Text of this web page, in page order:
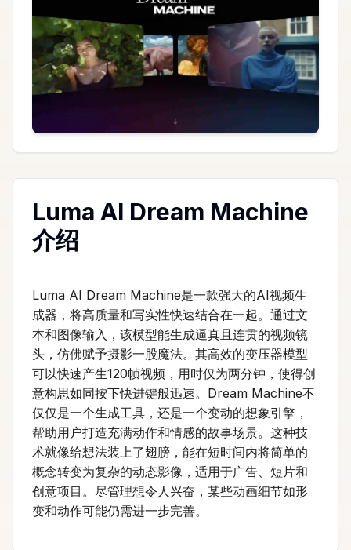
Luma AI Dream Machine
介绍
Luma AI Dream Machine是一款强大的AI视频生
成器，将高质量和写实性快速结合在一起。通过文
本和图像输入，该模型能生成逼真且连贯的视频镜
头，仿佛赋予摄影一股魔法。其高效的变压器模型
可以快速产生120帧视频，用时仅为两分钟，使得创
意构思如同按下快进键般迅速。Dream Machine不
仅仅是一个生成工具，还是一个变动的想象引擎，
帮助用户打造充满动作和情感的故事场景。这种技
术就像给想法装上了翅膀，能在短时间内将简单的
概念转变为复杂的动态影像，适用于广告、短片和
创意项目。尽管理想令人兴奋，某些动画细节如形
变和动作可能仍需进一步完善。